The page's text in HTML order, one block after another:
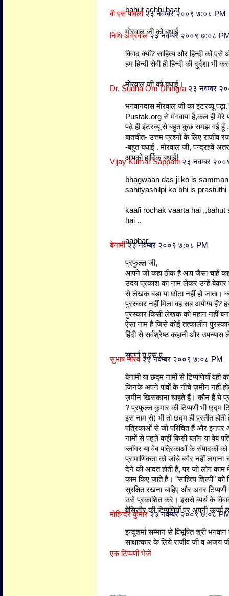
bahut achhi baat
बी एस पाबला २३ नवम्बर २००९ ७:०८ PM
मोरवाल जी को बधाई
निधि अग्रवाल २३ नवम्बर २००९ ७:०८
विवाद क्यों? साहित्य और हिन्दी को
हम हिन्दी सेवी ही हिन्दी की दुर्दशा भी
मोरवाल जी को बधाई।
Dr. Sudha Om Dhingra २३ नवम्बर
भगवानदास मोरवाल जी का इंटरव्यू
Pustak.org से मँगवाया है,कल ही मेरे
पढ़े ही इंटरव्यू से बहुत कुछ समझ गई हूँ .
बातचीत- उत्तम प्रश्नों के लिए राजीव
-बहुत बधाई . मोरवाल जी, पन्द्रहवें
आपको हार्दिक बधाई!
Vijay Kumar Sappatti २३ नवम्बर
bhagwaan das ji ko is
sahityashilpi ko bhi is prastuthi
kaafi rochak vaarta hai
hai ..
aabhar
बेनामी२३ नवम्बर २००९ ७:०८ PM
प्रफुल्ल जी,
आपने जो कहा ठीक है आप जैसा चाहें
उदय प्रकाश का नाम लेकर उन्हें बेकार
से लेखक बड़ा या छोटा नहीं हो जाता।
पुरस्कार नहीं मिला वह सब अयोग्य
पुरस्कार किसी लेखक को महान नहीं
ऐसा नाम है जिसे कोई तत्कालीन
हिंदी से सर्वश्रेष्ठ कहानी और
सुपर्णा यू.एस.ए.
सुभाष नीरव २३ नवम्बर २००९ ७:०८ PM
बेनामी या छद्म नामों से टिप्पणियाँ
जिनके अपने पांवों के नीचे ज़मीन नहीं
ज़मीन खिसकाना चाहते हैं। कौन है ये
? प्रफुल्ल कुमार की टिप्पणी भी छ्द्म
इस नाम से) भी तो छद्म ही प्रतीत होती
पत्रिकाओं से जो परिचित हैं और
नामों से पहले कहीं किसी ब्लॉग या वेब
ब्लॉगर या वेब पत्रिकाओं के संपादकों को
प्रामाणिकता को जांचे बगैर नहीं लगाना
देने की आदत होती है, पर जो लोग
काम किए जाते हैं। "साहित्य शिल्पी"
सुरक्षित रखना चाहिए और अगर
उसे प्रकाशित करे। इससे व्यर्थ के
बेसिरपैर की टिप्पणियों पर अपनी ऊर्जा
मोहिन्दर कुमार २३ नवम्बर २००९ ७:०८
इन्दूशर्मा सम्मान से विभूषित श्री
साक्षात्कार के लिये राजीव जी व अजय
एक टिप्पणी भेजें